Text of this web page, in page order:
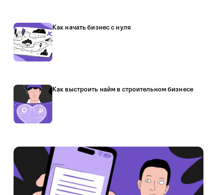
Как начать бизнес с нуля
Как выстроить найм в строительном бизнесе